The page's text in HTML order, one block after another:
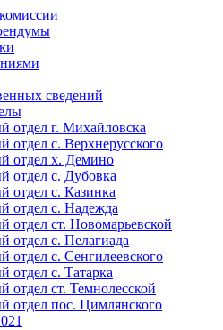
сведений
отдел г. Михайловска
отдел с. Верхнерусского
отдел х. Демино
отдел с. Дубовка
отдел с. Казинка
отдел с. Надежда
отдел ст. Новомарьевской
отдел с. Пелагиада
отдел с. Сенгилеевского
отдел с. Татарка
отдел ст. Темнолесской
отдел пос. Цимлянского